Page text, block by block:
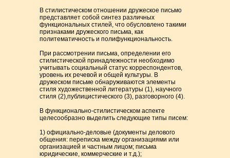
В стилистическом отношении дружеское письмо
представляет собой синтез различных
функциональных стилей, что обусловлено такими
признаками дружеского письма, как
политематичность и полифункциональность.
При рассмотрении письма, определении его
стилистической принадлежности необходимо
учитывать социальный статус корреспондентов,
уровень их речевой и общей культуры. В
дружеском письме обнаруживаются элементы
стиля художественной литературы (1), научного
стиля (2),публицистического (3), разговорного (4).
В функционально-стилистическом аспекте
целесообразно выделить следующие типы писем:
1) официально-деловые (документы делового
общения: переписка между организациями или
организацией и частным лицом; письма
юридические, коммерческие и т.д.);